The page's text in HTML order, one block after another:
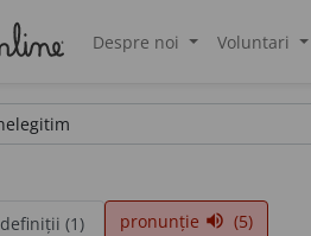
Despre noi Voluntari
definiții (1) pronunție volume_up (5)